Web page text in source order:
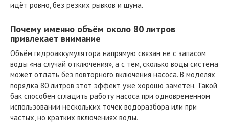
идёт ровно, без резких рывков и шума.
Почему именно объём около 80 литров
привлекает внимание
Объём гидроаккумулятора напрямую связан не с запасом
воды «на случай отключения», а с тем, сколько воды система
может отдать без повторного включения насоса. В моделях
порядка 80 литров этот эффект уже хорошо заметен. Такой
бак способен сгладить работу насоса при одновременном
использовании нескольких точек водоразбора или при
частых, но кратких включениях воды.